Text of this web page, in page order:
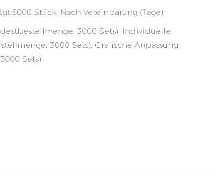
Stück: Nach Vereinbarung (Tage)
3000 Sets), Individuelle
3000 Sets), Grafische Anpassung
Sets)